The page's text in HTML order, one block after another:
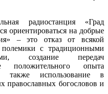
радиостанция «Град
ориентироваться на добрые
– это отказ от всякой
полемики с традиционными
создание передач
положительного опыта
также использование в
православных богословов и